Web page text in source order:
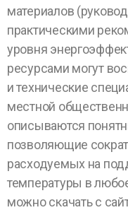
материалов
практическими
уровня
ресурсами могут
и технические
местной
описываются
позволяющие
расходуемых на
температуры в
можно скачать с